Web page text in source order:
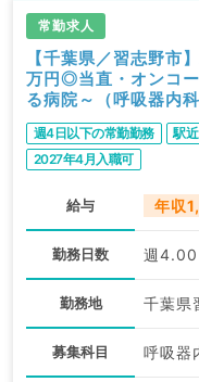
常勤求人
【千葉県／習志野
万円◎当直・オンコ
る病院～（呼吸器内科
週4日以下の常勤勤務 駅
2027年4月入職可
給与 年収
勤務日数 週4.00
勤務地 千葉県
募集科目 呼吸器